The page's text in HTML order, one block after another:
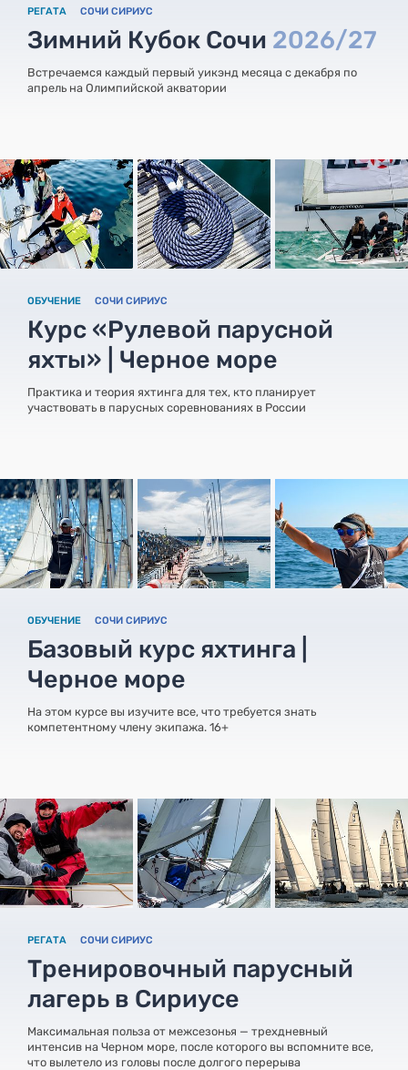
РЕГАТА СОЧИ СИРИУС
Зимний Кубок Сочи 2026/27
Встречаемся каждый первый уикэнд месяца с декабря по
апрель на Олимпийской акватории
ОБУЧЕНИЕ СОЧИ СИРИУС
Курс «Рулевой парусной
яхты» | Черное море
Практика и теория яхтинга для тех, кто планирует
участвовать в парусных соревнованиях в России
ОБУЧЕНИЕ СОЧИ СИРИУС
Базовый курс яхтинга |
Черное море
На этом курсе вы изучите все, что требуется знать
компетентному члену экипажа. 16+
РЕГАТА СОЧИ СИРИУС
Тренировочный парусный
лагерь в Сириусе
Максимальная польза от межсезонья — трехдневный
интенсив на Черном море, после которого вы вспомните все,
что вылетело из головы после долгого перерыва